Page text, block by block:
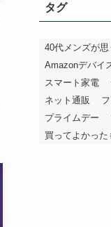
タグ
40代メンズが思
Amazonデバイ
スマート家電
ネット通販
プライムデー
買ってよかった